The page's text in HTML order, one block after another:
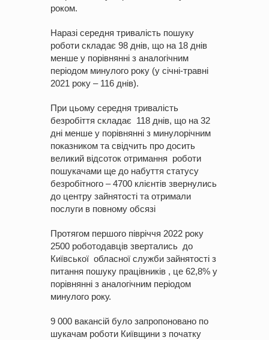
роком.
Наразі середня тривалість пошуку
роботи складає 98 днів, що на 18 днів
менше у порівнянні з аналогічним
періодом минулого року (у січні-травні
2021 року – 116 днів).
При цьому середня тривалість
безробіття складає 118 днів, що на 32
дні менше у порівнянні з минулорічним
показником та свідчить про досить
великий відсоток отримання роботи
пошукачами ще до набуття статусу
безробітного – 4700 клієнтів звернулись
до центру зайнятості та отримали
послуги в повному обсязі
Протягом першого півріччя 2022 року
2500 роботодавців звертались до
Київської обласної служби зайнятості з
питання пошуку працівників , це 62,8% у
порівнянні з аналогічним періодом
минулого року.
9 000 вакансій було запропоновано по
шукачам роботи Київщини з початку